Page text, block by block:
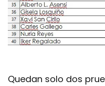
Quedan solo dos